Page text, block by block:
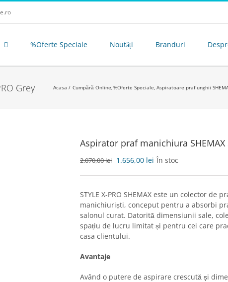
%Oferte Speciale Noutăți Branduri
Grey Acasa Cumpără Online %Oferte Speciale Aspiratoare praf unghii
Aspirator praf manichiura SHEMAX
2.070,00lei Prețul
a
fost:
2.070,00 lei.
1.656,00 lei Prețul
este:
1.656,00 lei.
În stoc
STYLE X-PRO SHEMAX este un colector
manichiuriști, conceput pentru a absorbi
salonul curat. Datorită dimensiunii sale,
spațiu de lucru limitat și pentru cei care
casa clientului.
Avantaje
Având o putere de aspirare crescută și